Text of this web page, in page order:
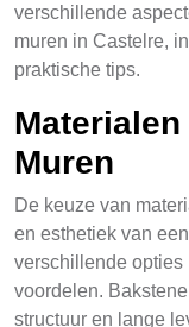
verschillende
muren in Castelre,
praktische tips.
Muren
De keuze van
en esthetiek van
verschillende opties
voordelen.
structuur en lange